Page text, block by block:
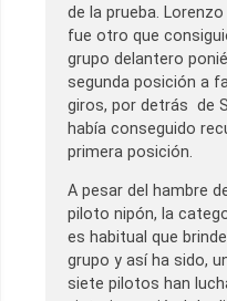
de la prueba.
fue otro que
grupo delantero
segunda posición a
giros, por detrás de
había conseguido
primera posición.
A pesar del hambre
piloto nipón, la
es habitual que
grupo y así ha sido,
siete pilotos han